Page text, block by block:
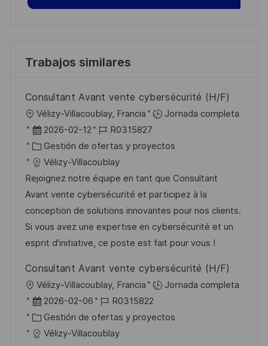
Trabajos similares
Consultant Avant vente cybersécurité (H/F)
U
b
c
a
c
i
ó
n
Vélizy-Villacoublay, Francia
Jornada completa
F
e
c
h
a
d
e
p
b
l
i
c
a
2026-02-12
I
D
d
e
e
m
p
l
o
R0315827
C
a
t
e
g
o
r
a
Gestión de ofertas y proyectos
Vélizy-Villacoublay
Rejoignez notre équipe en tant que Consultant
Avant vente cybersécurité et participez à la
conception de solutions innovantes pour nos clients.
Si vous avez une expertise en cybersécurité et un
esprit d'initiative, ce poste est fait pour vous !
Consultant Avant vente cybersécurité (H/F)
U
b
c
Vélizy-Villacoublay, Francia
Jornada completa
F
e
c
2026-02-06
I
D
d
R0315822
C
a
Gestión de ofertas y proyectos
Vélizy-Villacoublay